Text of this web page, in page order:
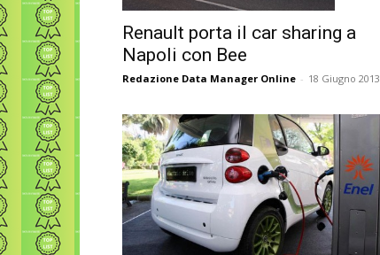
Renault porta il car sharing a
Napoli con Bee
Redazione Data Manager Online - 18 Giugno 2013